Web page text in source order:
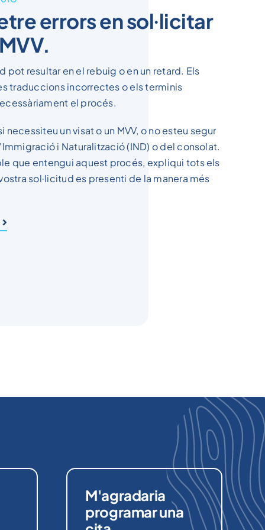
errors en sol·licitar
pot resultar en el rebuig o en un retard. Els
traduccions incorrectes o els terminis
el procés.
necessiteu un visat o un MVV, o no esteu segur
i Naturalització (IND) o del consolat.
que entengui aquest procés, expliqui tots els
sol·licitud es presenti de la manera més
M'agradaria
programar una